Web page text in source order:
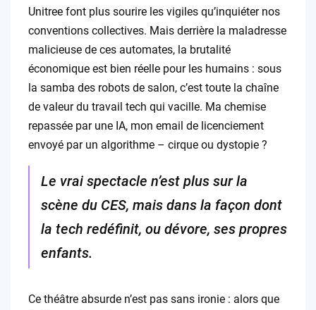
Unitree font plus sourire les vigiles qu’inquiéter nos
conventions collectives. Mais derrière la maladresse
malicieuse de ces automates, la brutalité
économique est bien réelle pour les humains : sous
la samba des robots de salon, c’est toute la chaîne
de valeur du travail tech qui vacille. Ma chemise
repassée par une IA, mon email de licenciement
envoyé par un algorithme – cirque ou dystopie ?
Le vrai spectacle n’est plus sur la
scène du CES, mais dans la façon dont
la tech redéfinit, ou dévore, ses propres
enfants.
Ce théâtre absurde n’est pas sans ironie : alors que